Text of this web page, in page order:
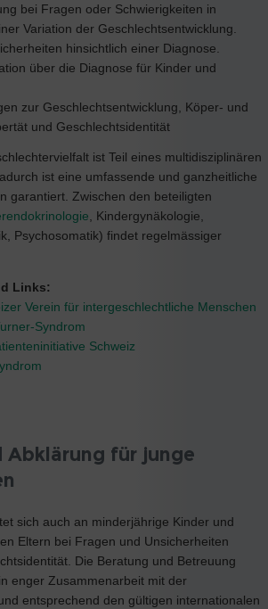
bei Fragen oder Schwierigkeiten in
Variation der Geschlechtsentwicklung.
hinsichtlich einer Diagnose.
über die Diagnose für Kinder und
zur Geschlechtsentwicklung, Köper- und
und Geschlechtsidentität
ist Teil eines multidisziplinären
ist eine umfassende und ganzheitliche
garantiert. Zwischen den beteiligten
, Kindergynäkologie,
Psychosomatik) findet regelmässiger
Links:
Verein für intergeschlechtliche Menschen
Syndrom
Schweiz
Abklärung für junge
sich auch an minderjährige Kinder und
Eltern bei Fragen und Unsicherheiten
Die Beratung und Betreuung
enger Zusammenarbeit mit der
entsprechend den gültigen internationalen